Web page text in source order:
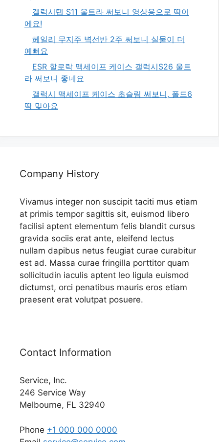
갤럭시탭 S11 울트라 써보니 영상용으로 딱이
에요!
헤일리 무지주 벽선반 2주 써보니 실물이 더
예뻐요
ESR 할로락 맥세이프 케이스 갤럭시S26 울트
라 써보니 좋네요
갤럭시 맥세이프 케이스 초슬림 써보니, 폴드6
딱 맞아요
Company History
Vivamus integer non suscipit taciti mus etiam
at primis tempor sagittis sit, euismod libero
facilisi aptent elementum felis blandit cursus
gravida sociis erat ante, eleifend lectus
nullam dapibus netus feugiat curae curabitur
est ad. Massa curae fringilla porttitor quam
sollicitudin iaculis aptent leo ligula euismod
dictumst, orci penatibus mauris eros etiam
praesent erat volutpat posuere.
Contact Information
Service, Inc.
246 Service Way
Melbourne, FL 32940
Phone +1 000 000 0000